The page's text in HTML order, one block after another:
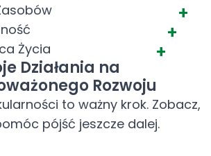
Życia
Działania na
Rozwoju
to ważny krok. Zobacz,
pójść jeszcze dalej.